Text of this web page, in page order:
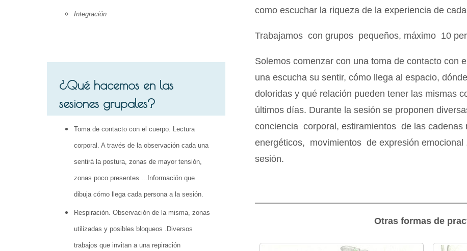
Integración
¿Qué hacemos en las
sesiones grupales?
Toma de contacto con el cuerpo. Lectura
corporal. A través de la observación cada una
sentirá la postura, zonas de mayor tensión,
zonas poco presentes ...Información que
dibuja cómo llega cada persona a la sesión.
Respiración. Observación de la misma, zonas
utilizadas y posibles bloqueos .Diversos
trabajos que invitan a una repiración
como escuchar la riqueza de la experiencia de
Trabajamos con grupos pequeños, máximo 10
Solemos comenzar con una toma de contacto con
una escucha su sentir, cómo llega al espacio,
doloridas y qué relación pueden tener las mismas
últimos días. Durante la sesión se proponen
conciencia corporal, estiramientos de las cadenas
energéticos, movimientos de expresión emocional
sesión.
Otras formas de